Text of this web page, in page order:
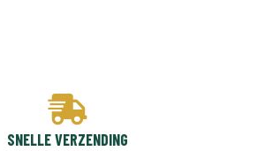
SNELLE VERZENDING